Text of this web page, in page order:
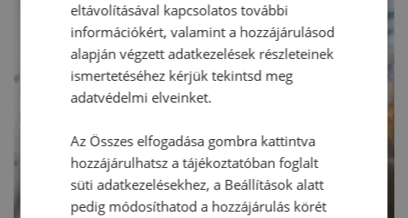
eltávolításával kapcsolatos további
információkért, valamint a hozzájárulásod
alapján végzett adatkezelések részleteinek
ismertetéséhez kérjük tekintsd meg
adatvédelmi elveinket.
Az Összes elfogadása gombra kattintva
hozzájárulhatsz a tájékoztatóban foglalt
süti adatkezelésekhez, a Beállítások alatt
pedig módosíthatod a hozzájárulás körét